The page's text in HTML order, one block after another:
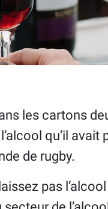
les cartons
qu’il
de rugby.
pas